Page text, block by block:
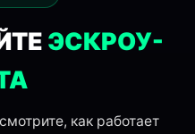
ЭСКРОУ-
как работает